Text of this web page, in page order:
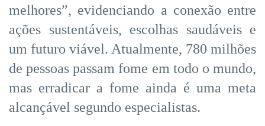
melhores”, evidenciando a conexão entre
ações sustentáveis, escolhas saudáveis e
um futuro viável. Atualmente, 780 milhões
de pessoas passam fome em todo o mundo,
mas erradicar a fome ainda é uma meta
alcançável segundo especialistas.